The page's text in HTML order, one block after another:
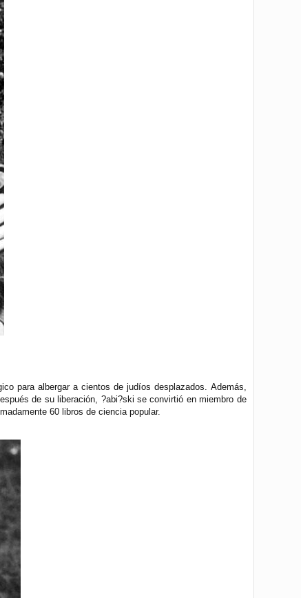
para albergar a cientos de judíos desplazados. Además,
de su liberación, ?abi?ski se convirtió en miembro de
60 libros de ciencia popular.